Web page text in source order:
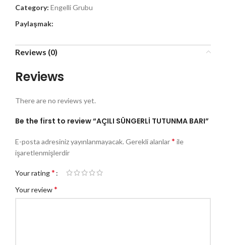
Category: Engelli Grubu
Paylaşmak:
Reviews (0)
Reviews
There are no reviews yet.
Be the first to review “AÇILI SÜNGERLİ TUTUNMA BARI”
E-posta adresiniz yayınlanmayacak. Gerekli alanlar* ile
işaretlenmişlerdir
Your rating*
Your review*